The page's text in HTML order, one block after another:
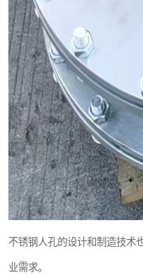
不锈钢人孔的设计和制造技术
业需求。